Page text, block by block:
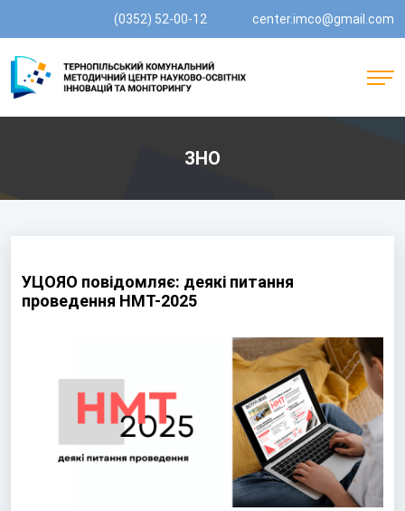
(0352) 52-00-12 center.imco@gmail.com
ЗНО
УЦОЯО повідомляє: деякі питання
проведення НМТ-2025